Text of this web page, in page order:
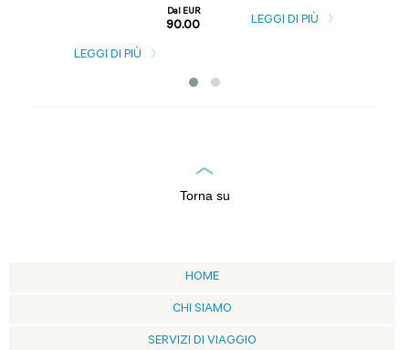
Dal EUR
90.00
LEGGI DI PIÙ
LEGGI DI PIÙ
Torna su
HOME
CHI SIAMO
SERVIZI DI VIAGGIO